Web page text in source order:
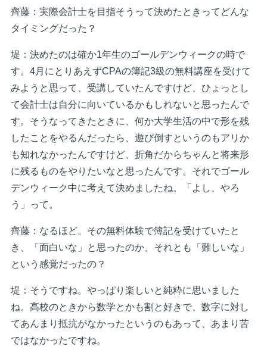
齊藤：実際会計士を目指そうって決めたときってどんな
タイミングだった？
堤：決めたのは確か1年生のゴールデンウィークの時で
す。4月にとりあえずCPAの簿記3級の無料講座を受けて
みようと思って、受講していたんですけど、ひょっとし
て会計士は自分に向いているかもしれないと思ったんで
す。そうなってきたときに、何か大学生活の中で形を残
したことをやるんだったら、遊び倒すというのもアリか
も知れなかったんですけど、折角だからちゃんと将来形
に残るものをやりたいなと思ったんです。それでゴール
デンウィーク中に考えて決めましたね。「よし、やろ
う」って。
齊藤：なるほど。その無料体験で簿記を受けていたと
き、「面白いな」と思ったのか、それとも「難しいな」
という感覚だったの？
堤：そうですね。やっぱり楽しいと純粋に思いました
ね。高校のときから数学とかも割と好きで、数字に対し
てあんまり抵抗がなかったというのもあって、あまり苦
ではなかったですね。